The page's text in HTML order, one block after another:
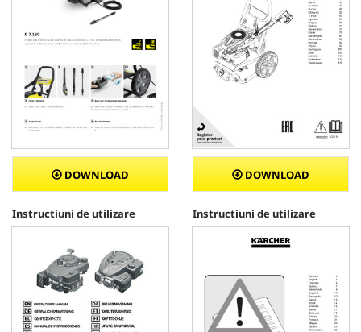
DOWNLOAD DOWNLOAD
Instructiuni de utilizare Instructiuni de utilizare